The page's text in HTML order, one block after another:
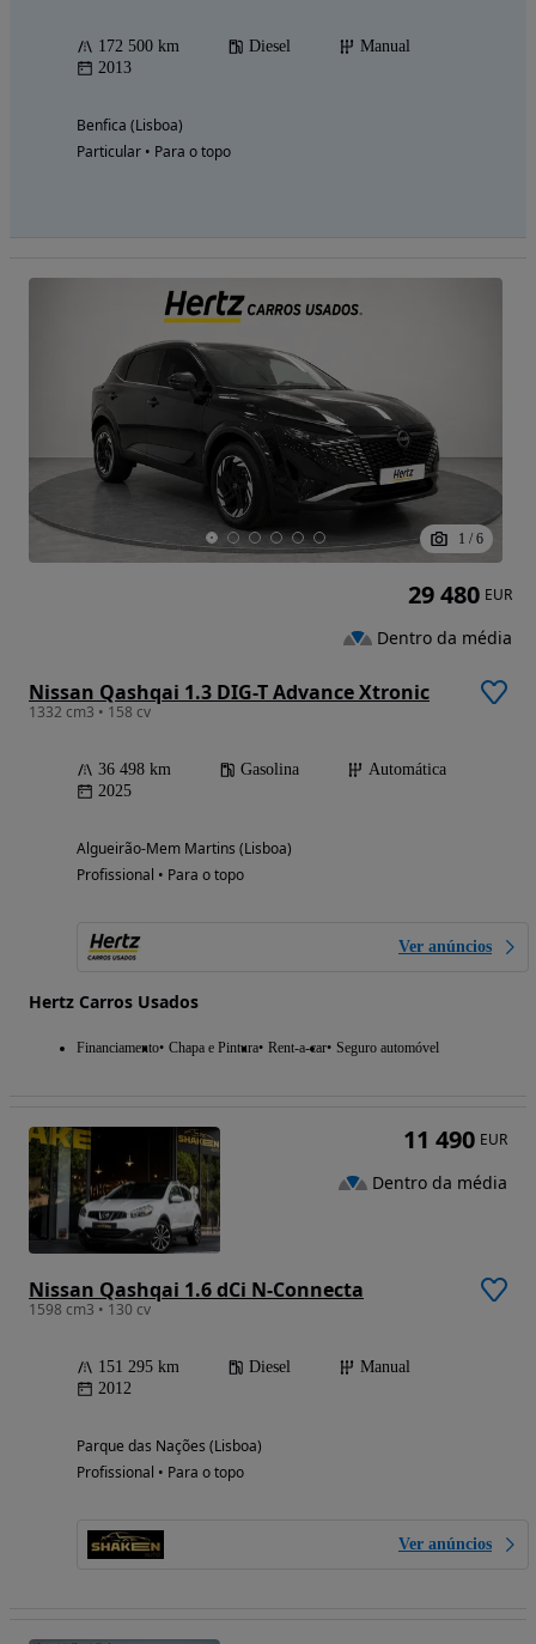
172 500 km Diesel
Manual
2013
Benfica (Lisboa)
Particular • Para o topo
1 / 6
Nissan Qashqai 1.3 DIG-T Advance Xtronic
1332 cm3 • 158 cv
36 498 km Gasolina
Automática
2025
Algueirão-Mem Martins (Lisboa)
Profissional • Para o topo
Ver anúncios
Hertz Carros Usados
Financiamento Chapa e Pintura Rent-a-car Seguro automóvel
29 480 EUR
Dentro da média
Nissan Qashqai 1.6 dCi N-Connecta
1598 cm3 • 130 cv
151 295 km Diesel
Manual
2012
Parque das Nações (Lisboa)
Profissional • Para o topo
Ver anúncios
11 490 EUR
Dentro da média